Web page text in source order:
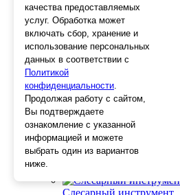
Отделочный инструмент
Клеевые
СВП, крестики,
Средства защиты
Скребки
Лезвия
Лента малярная,
Стеклорезы
Плиткорезы
Пистолеты для
Шила
Стеклоткань,
Слесарный инструмент
качества предоставляемых
услуг. Обработка может
включать сбор, хранение и
использование персональных
данных в соответствии с
Политикой
конфиденциальности.
Продолжая работу с сайтом,
Вы подтверждаете
ознакомление с указанной
информацией и можете
выбрать один из вариантов
ниже.